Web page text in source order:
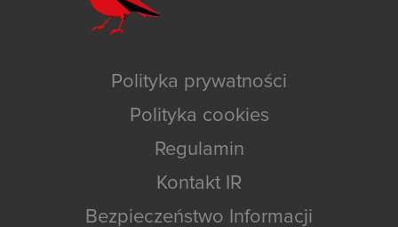
Polityka prywatności
Polityka cookies
Regulamin
Kontakt IR
Bezpieczeństwo Informacji